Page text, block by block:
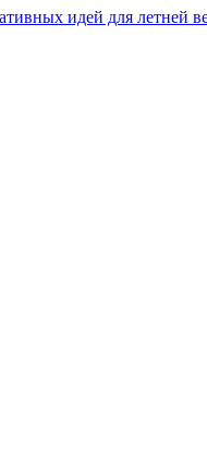
идей для летней